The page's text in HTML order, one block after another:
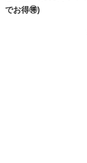
でお得🉐)